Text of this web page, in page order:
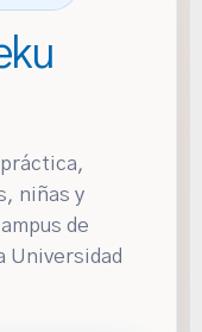
niñas y
de
Universidad